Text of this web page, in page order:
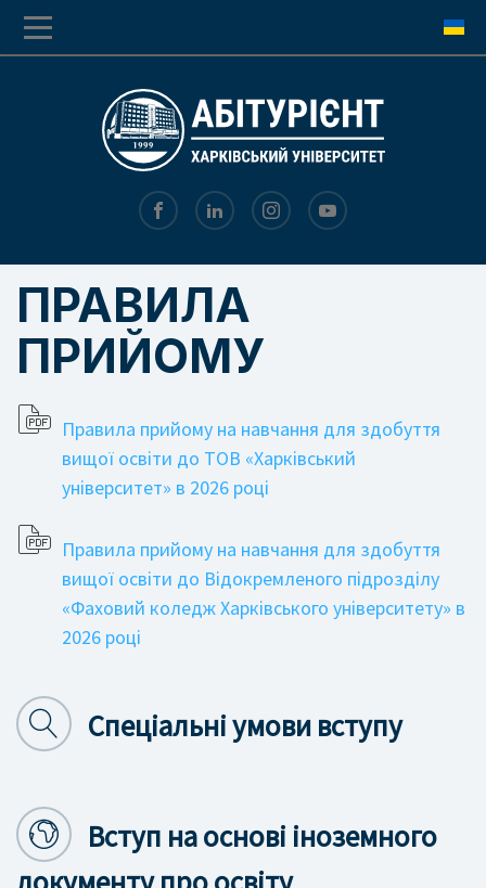
до
основної
навігації
до
основного
вмісту
ПРАВИЛА
ПРИЙОМУ
Правила прийому на навчання для здобуття
вищої освіти до ТОВ «Харківський
університет» в 2026 році
Правила прийому на навчання для здобуття
вищої освіти до Відокремленого підрозділу
«Фаховий коледж Харківського університету» в
2026 році
Спеціальні умови вступу
Вступ на основі іноземного